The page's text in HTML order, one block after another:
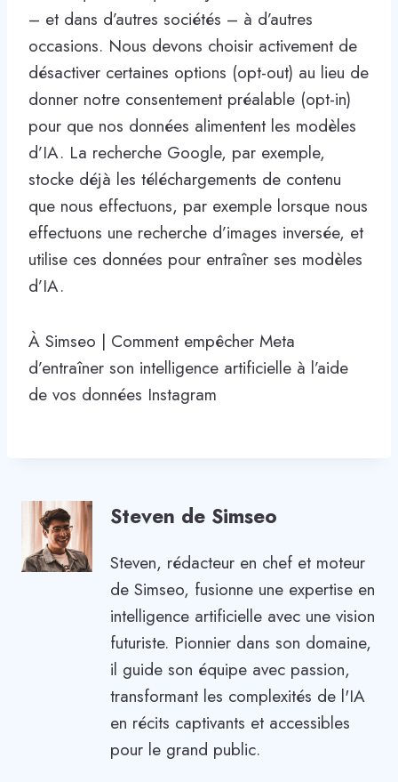
– et dans d’autres sociétés – à d’autres
occasions. Nous devons choisir activement de
désactiver certaines options (opt-out) au lieu de
donner notre consentement préalable (opt-in)
pour que nos données alimentent les modèles
d’IA. La recherche Google, par exemple,
stocke déjà les téléchargements de contenu
que nous effectuons, par exemple lorsque nous
effectuons une recherche d’images inversée, et
utilise ces données pour entraîner ses modèles
d’IA.
À Simseo | Comment empêcher Meta
d’entraîner son intelligence artificielle à l’aide
de vos données Instagram
Steven de Simseo
Steven, rédacteur en chef et moteur
de Simseo, fusionne une expertise en
intelligence artificielle avec une vision
futuriste. Pionnier dans son domaine,
il guide son équipe avec passion,
transformant les complexités de l'IA
en récits captivants et accessibles
pour le grand public.